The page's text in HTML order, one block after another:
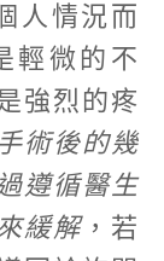
人情況而
輕微的不
強烈的疼
術後的幾
遵循醫生
緩解，若